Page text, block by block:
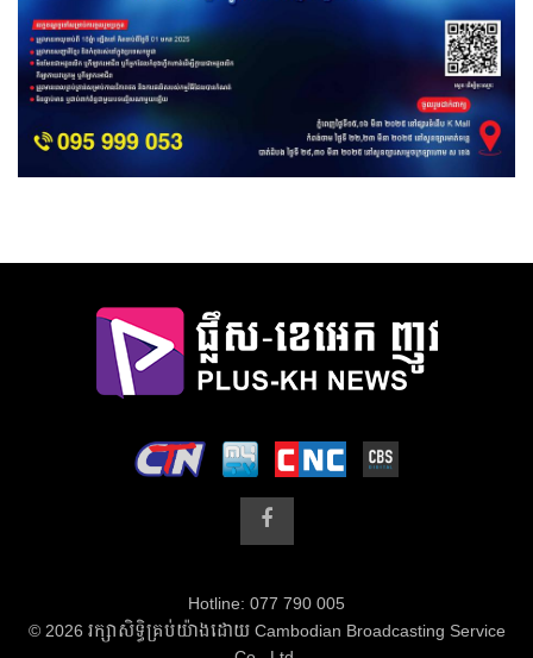
Hotline: 077 790 005
© 2026 រក្សាសិទ្ធិគ្រប់យ៉ាងដោយ Cambodian Broadcasting Service